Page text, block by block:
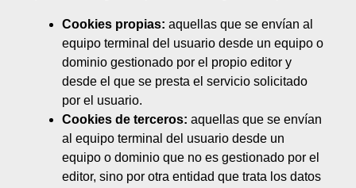
Cookies propias: aquellas que se envían al
equipo terminal del usuario desde un equipo o
dominio gestionado por el propio editor y
desde el que se presta el servicio solicitado
por el usuario.
Cookies de terceros: aquellas que se envían
al equipo terminal del usuario desde un
equipo o dominio que no es gestionado por el
editor, sino por otra entidad que trata los datos